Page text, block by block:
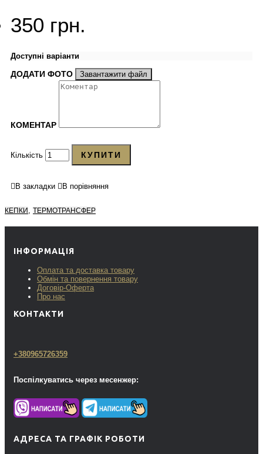
350 грн.
Доступні варіанти
ДОДАТИ ФОТО Завантажити файл
КОМЕНТАР
Кількість КУПИТИ
В закладки В порівняння
КЕПКИ , ТЕРМОТРАНСФЕР
ІНФОРМАЦІЯ
Оплата та доставка товару
Обмін та повернення товару
Договір-Оферта
Про нас
КОНТАКТИ
+380965726359
Поспілкуватись через месенжер:
АДРЕСА ТА ГРАФІК РОБОТИ